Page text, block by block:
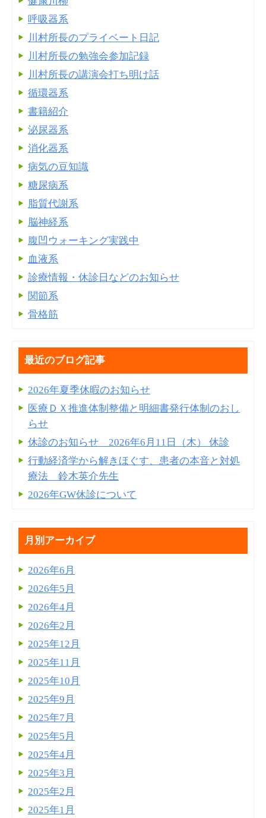
呼吸器系
川村所長のプライベート日記
川村所長の勉強会参加記録
川村所長の講演会打ち明け話
循環器系
書籍紹介
泌尿器系
消化器系
病気の豆知識
糖尿病系
脂質代謝系
脳神経系
腹凹ウォーキング実践中
血液系
診療情報・休診日などのお知らせ
関節系
骨格筋
最近のブログ記事
2026年夏季休暇のお知らせ
医療ＤＸ推進体制整備と明細書発⾏体制のおし
らせ
休診のお知らせ 2026年6月11日（木） 休診
行動経済学から解きほぐす、患者の本音と対処
療法 鈴木英介先生
2026年GW休診について
月別アーカイブ
2026年6月
2026年5月
2026年4月
2026年2月
2025年12月
2025年11月
2025年10月
2025年9月
2025年7月
2025年5月
2025年4月
2025年3月
2025年2月
2025年1月